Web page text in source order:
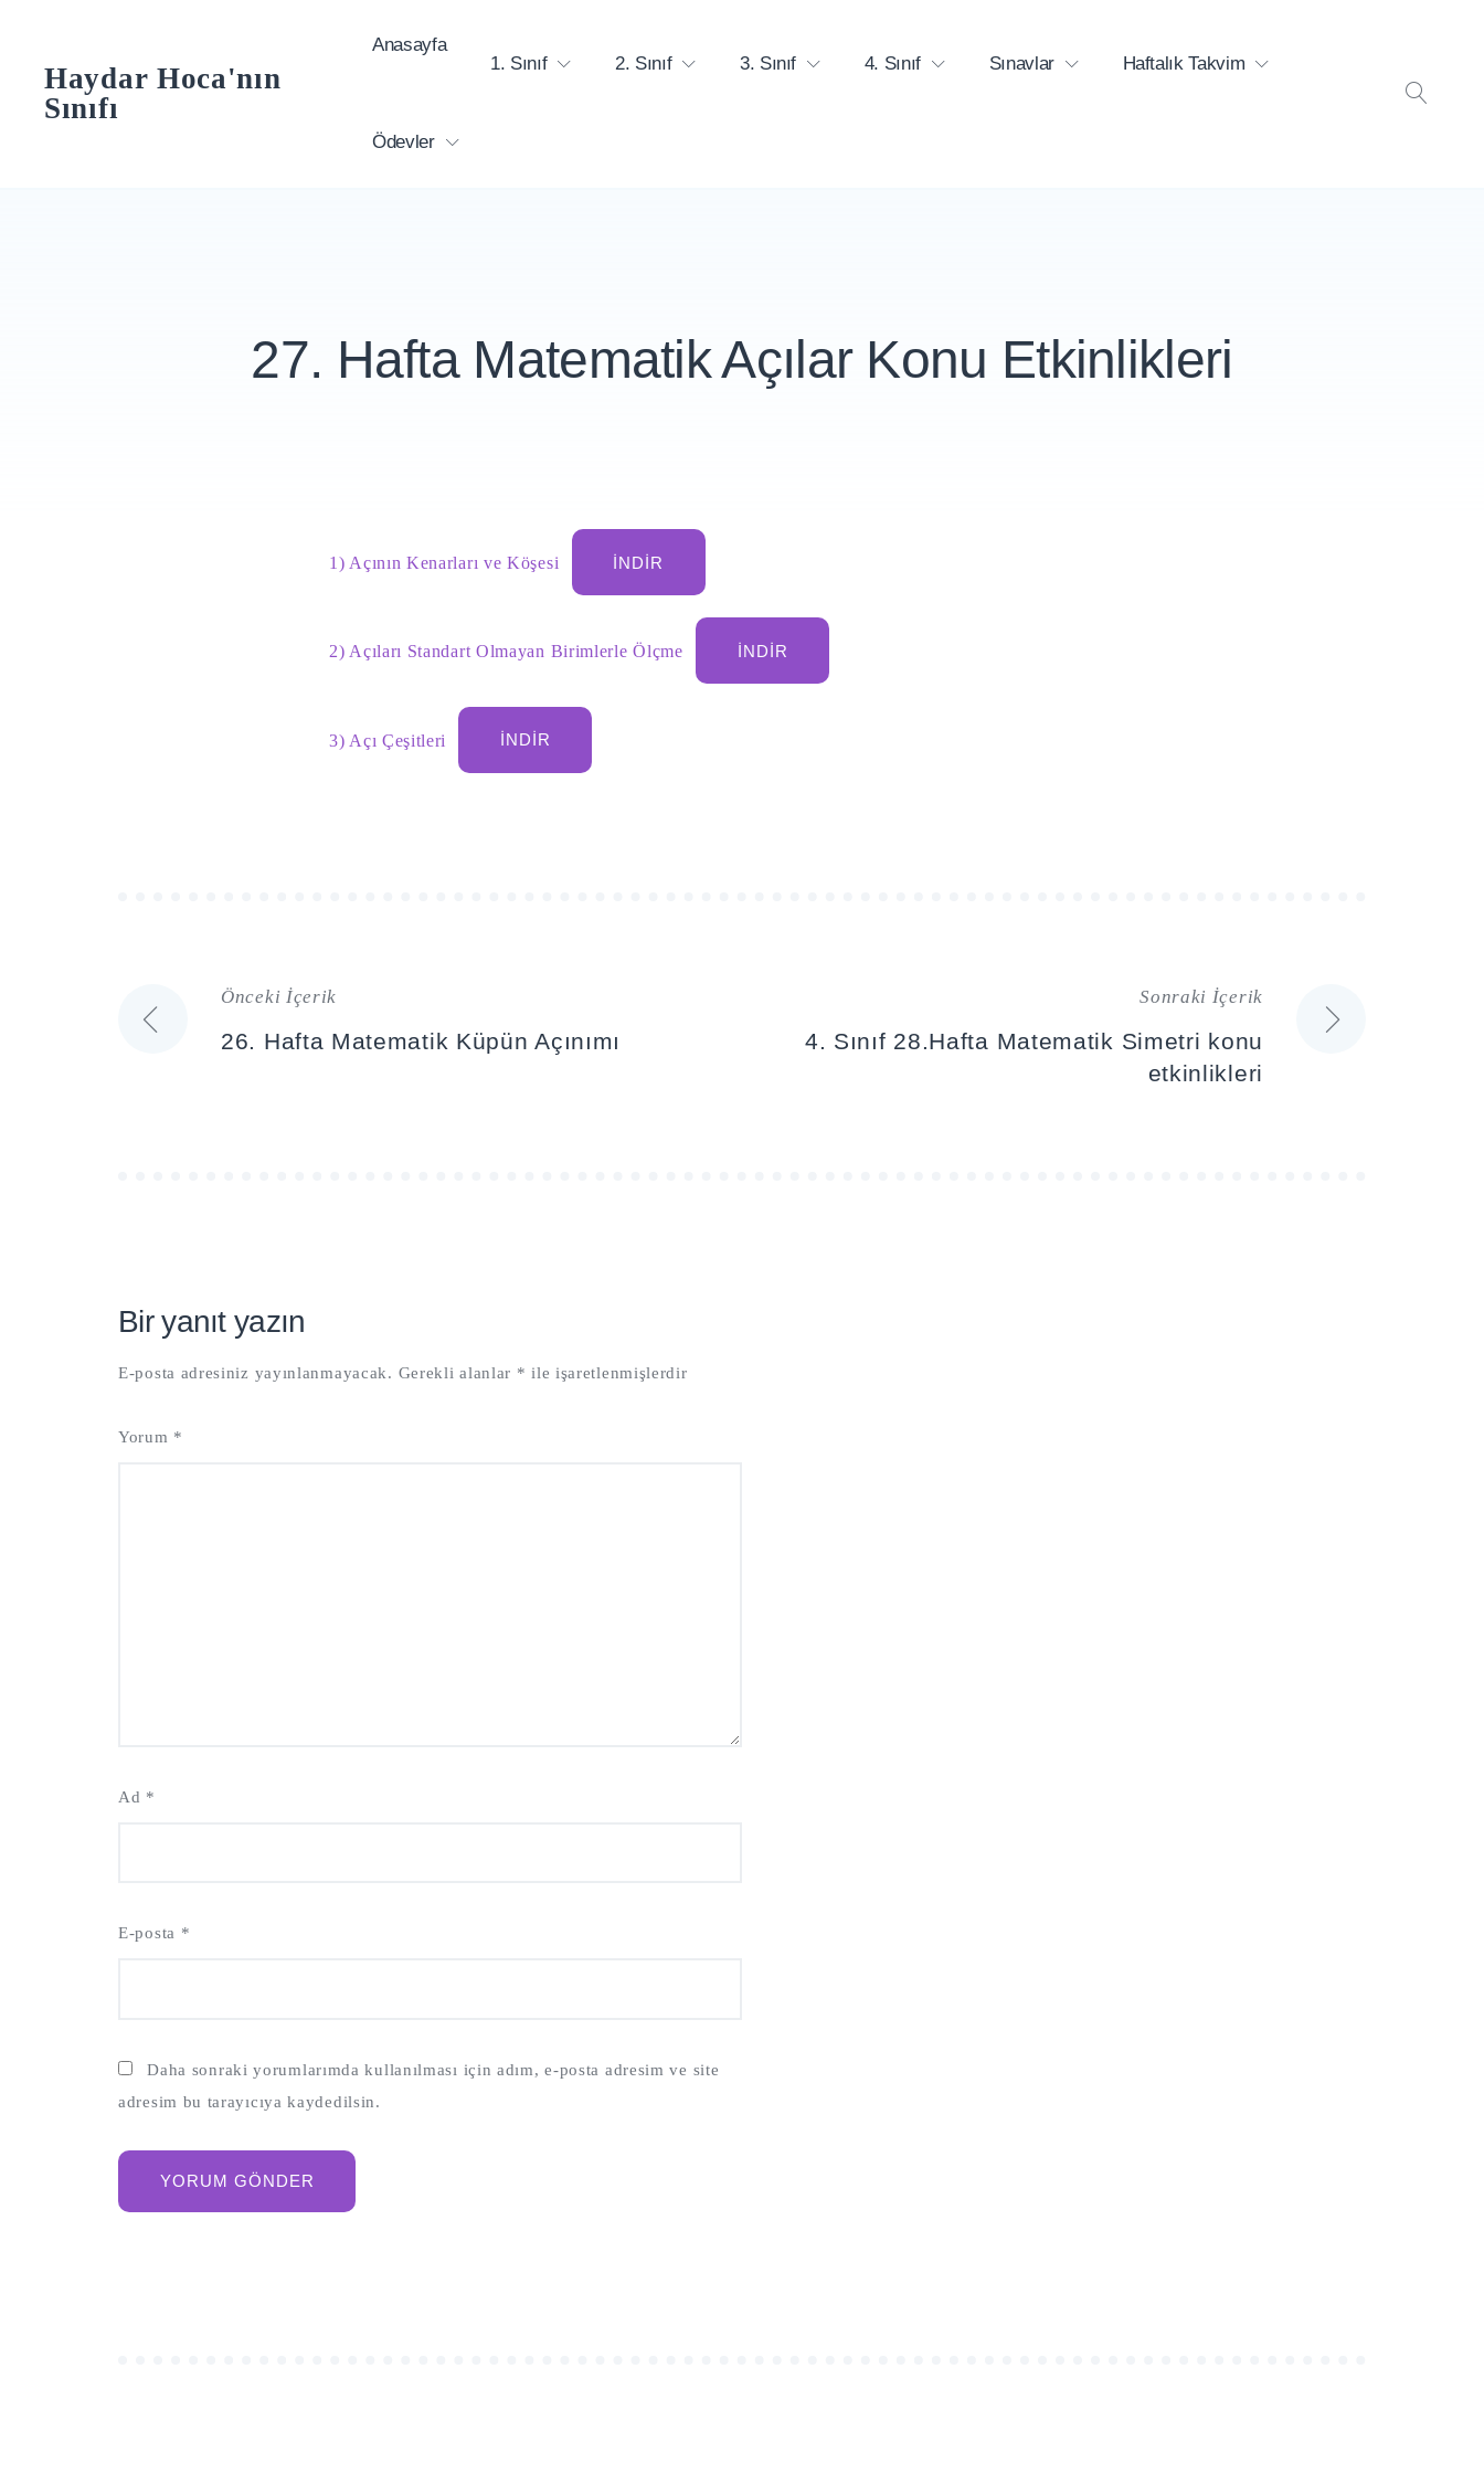
contentHaydar Hoca'nın
Sınıfı
Anasayfa
1. Sınıf
2. Sınıf 3. Sınıf 4. Sınıf Sınavlar Haftalık Takvim
Ödevler
27. Hafta Matematik Açılar Konu Etkinlikleri
1) Açının Kenarları ve Köşesi İNDIR
2) Açıları Standart Olmayan Birimlerle Ölçme İNDIR
3) Açı Çeşitleri İNDIR
Yazı
Önceki İçerik
26. Hafta Matematik Küpün Açınımı
Sonraki İçerik
4. Sınıf 28.Hafta Matematik Simetri konu
etkinlikleri
Bir yanıt yazın
E-posta adresiniz yayınlanmayacak. Gerekli alanlar * ile işaretlenmişlerdir
Yorum *
Ad *
E-posta *
Daha sonraki yorumlarımda kullanılması için adım, e-posta adresim ve site
adresim bu tarayıcıya kaydedilsin.